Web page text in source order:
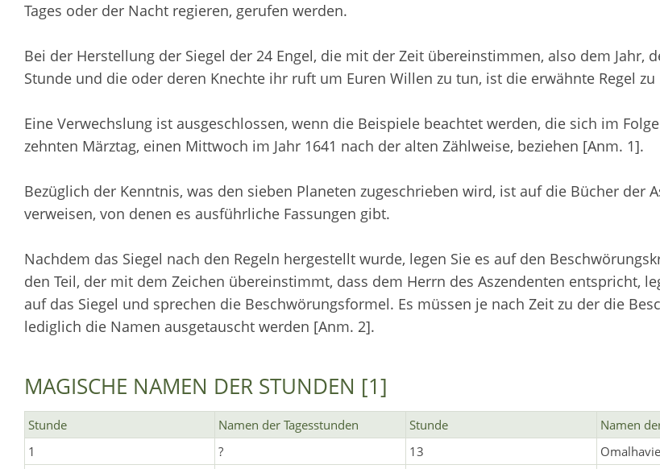
Tages oder der Nacht regieren, gerufen werden.
Bei der Herstellung der Siegel der 24 Engel, die mit der Zeit übereinstimmen, also dem Jahr,
Stunde und die oder deren Knechte ihr ruft um Euren Willen zu tun, ist die erwähnte Regel zu
Eine Verwechslung ist ausgeschlossen, wenn die Beispiele beachtet werden, die sich im
zehnten Märztag, einen Mittwoch im Jahr 1641 nach der alten Zählweise, beziehen [Anm. 1].
Bezüglich der Kenntnis, was den sieben Planeten zugeschrieben wird, ist auf die Bücher der
verweisen, von denen es ausführliche Fassungen gibt.
Nachdem das Siegel nach den Regeln hergestellt wurde, legen Sie es auf den
den Teil, der mit dem Zeichen übereinstimmt, dass dem Herrn des Aszendenten entspricht,
auf das Siegel und sprechen die Beschwörungsformel. Es müssen je nach Zeit zu der die
lediglich die Namen ausgetauscht werden [Anm. 2].
MAGISCHE NAMEN DER STUNDEN [1]
Stunde Namen der Tagesstunden Stunde
Namen
1
? 13